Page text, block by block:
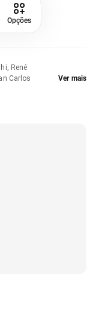
Opções
René
Carlos
Ver mais